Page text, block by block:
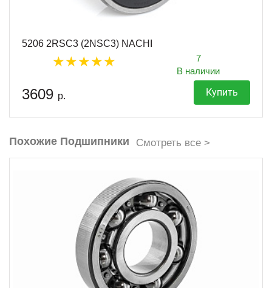
5206 2RSC3 (2NSC3) NACHI
7
В наличии
3609 р. Купить
Похожие Подшипники Смотреть все >